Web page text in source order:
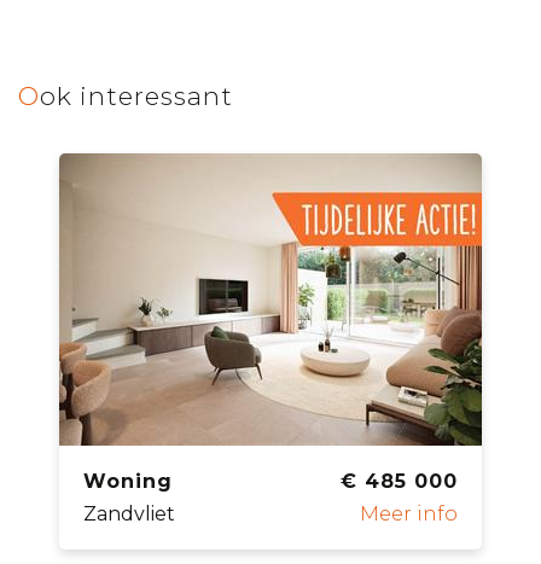
Ook interessant
Woning
€ 485 000
Zandvliet
Meer info